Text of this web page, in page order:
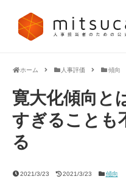
ホーム 人事評価 傾向
寛大化傾向と
すぎることも
る
2021/3/23 2021/3/23 傾向